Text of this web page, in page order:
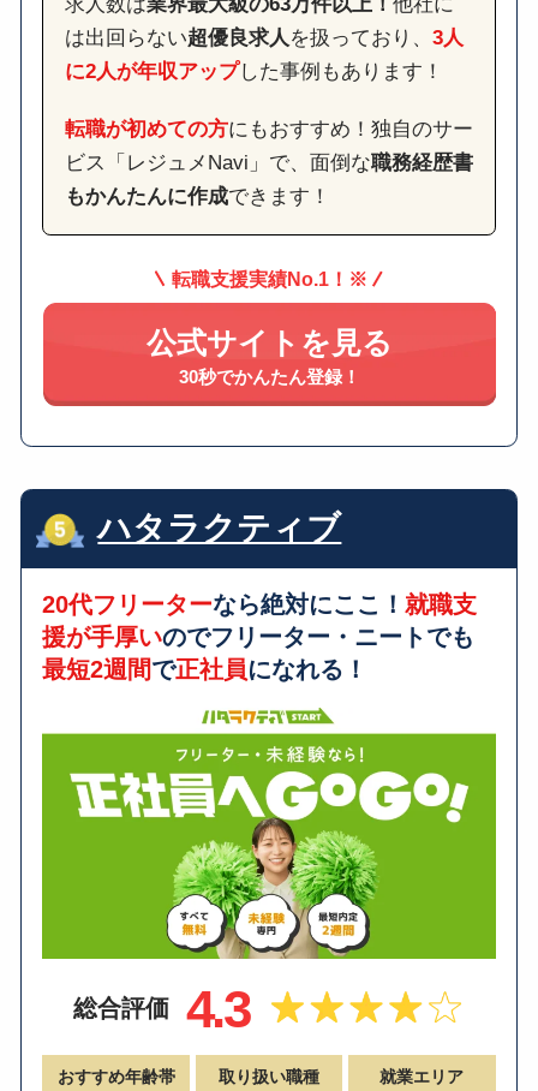
は出回らない超優良求人 を扱っており、 3人
に2人が年収アップした事例もあります！
転職が初めての方にもおすすめ！独自のサー
ビス「レジュメNavi」で、面倒な職務経歴書
もかんたんに作成できます！
転職支援実績No.1！※
公式サイトを見る
30秒でかんたん登録！
ハタラクティブ
20代フリーターなら絶対にここ！就職支
援が手厚いのでフリーター・ニートでも
最短2週間で正社員になれる！
総合評価 4.3
おすすめ年齢帯 取り扱い職種 就業エリア